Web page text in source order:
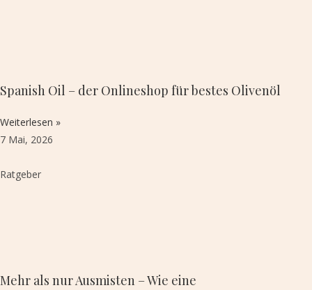
Spanish Oil – der Onlineshop für bestes Olivenöl
Weiterlesen »
7 Mai, 2026
Ratgeber
Mehr als nur Ausmisten – Wie eine